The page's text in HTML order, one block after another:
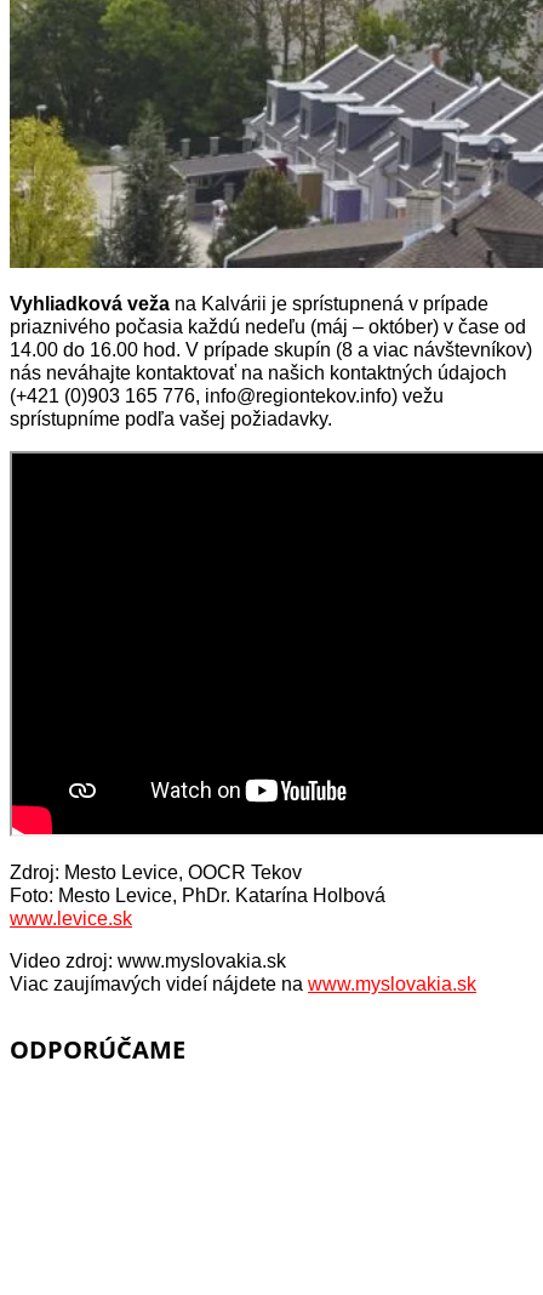
Vyhliadková veža na Kalvárii je sprístupnená v prípade
priaznivého počasia každú nedeľu (máj – október) v čase od
14.00 do 16.00 hod. V prípade skupín (8 a viac návštevníkov)
nás neváhajte kontaktovať na našich kontaktných údajoch
(+421 (0)903 165 776, info@regiontekov.info) vežu
sprístupníme podľa vašej požiadavky.
Zdroj: Mesto Levice, OOCR Tekov
Foto: Mesto Levice, PhDr. Katarína Holbová
www.levice.sk
Video zdroj: www.myslovakia.sk
Viac zaujímavých videí nájdete na www.myslovakia.sk
ODPORÚČAME